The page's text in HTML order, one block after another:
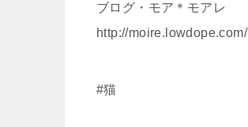
ブログ・モア＊モアレ
http://moire.lowdope.com/
#猫